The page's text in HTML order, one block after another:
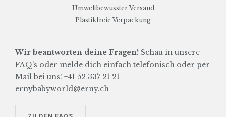
Umweltbewusster Versand
Plastikfreie Verpackung
Wir beantworten deine Fragen! Schau in unsere
FAQ’s oder melde dich einfach telefonisch oder per
Mail bei uns! +41 52 337 21 21
ernybabyworld@erny.ch